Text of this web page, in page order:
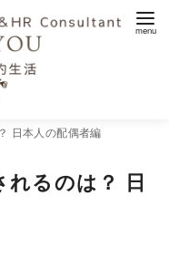
日本人の配偶者編
れるのは？ 日